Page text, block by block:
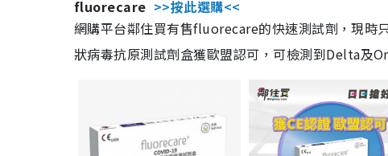
fluorecare >>按此選購<<
網購平台鄰住買有售fluorecare的快速測試劑，現時
狀病毒抗原測試劑盒獲歐盟認可，可檢測到Delta及